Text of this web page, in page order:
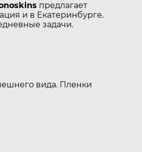
предлагает
и в Екатеринбурге.
задачи.
вида. Пленки